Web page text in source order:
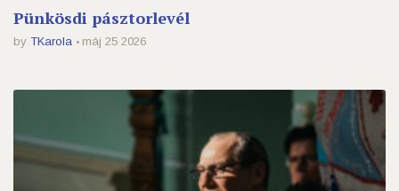
Pünkösdi pásztorlevél
by TKarola máj 25 2026